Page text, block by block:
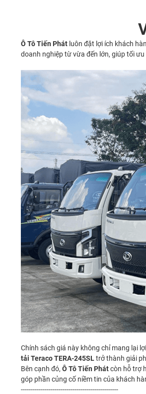
Ô Tô Tiến Phát luôn đặt lợi ích khách
doanh nghiệp từ vừa đến lớn, giúp tối
Chính sách giá này không chỉ mang lại
tải Teraco TERA-245SLtrở thành giải
Bên cạnh đó, Ô Tô Tiến Phátcòn hỗ trợ
góp phần củng cố niềm tin của khách
-------------------------------------------------